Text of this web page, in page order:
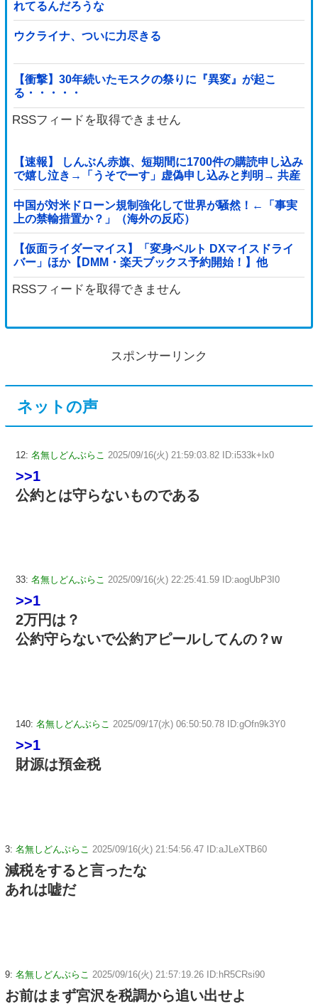
れてるんだろうな
ウクライナ、ついに力尽きる
【衝撃】30年続いたモスクの祭りに『異変』が起こ
る・・・・・
RSSフィードを取得できません
【速報】 しんぶん赤旗、短期間に1700件の購読申し込み
で嬉し泣き→「うそでーす」虚偽申し込みと判明→ 共産
党が刑事告訴「厳重な処罰を求める」
中国が対米ドローン規制強化して世界が騒然！←「事実
上の禁輸措置か？」（海外の反応）
【仮面ライダーマイス】「変身ベルト DXマイスドライ
バー」ほか【DMM・楽天ブックス予約開始！】他
RSSフィードを取得できません
スポンサーリンク
ネットの声
12: 名無しどんぶらこ 2025/09/16(火) 21:59:03.82 ID:i533k+lx0
>>1
公約とは守らないものである
33: 名無しどんぶらこ 2025/09/16(火) 22:25:41.59 ID:aogUbP3I0
>>1
2万円は？
公約守らないで公約アピールしてんの？w
140: 名無しどんぶらこ 2025/09/17(水) 06:50:50.78 ID:gOfn9k3Y0
>>1
財源は預金税
3: 名無しどんぶらこ 2025/09/16(火) 21:54:56.47 ID:aJLeXTB60
減税をすると言ったな
あれは嘘だ
9: 名無しどんぶらこ 2025/09/16(火) 21:57:19.26 ID:hR5CRsi90
お前はまず宮沢を税調から追い出せよ